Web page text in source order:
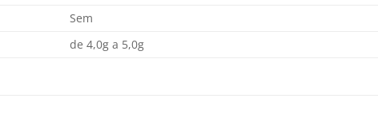
Sem
de 4,0g a 5,0g